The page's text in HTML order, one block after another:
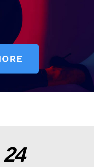
24 سائەت